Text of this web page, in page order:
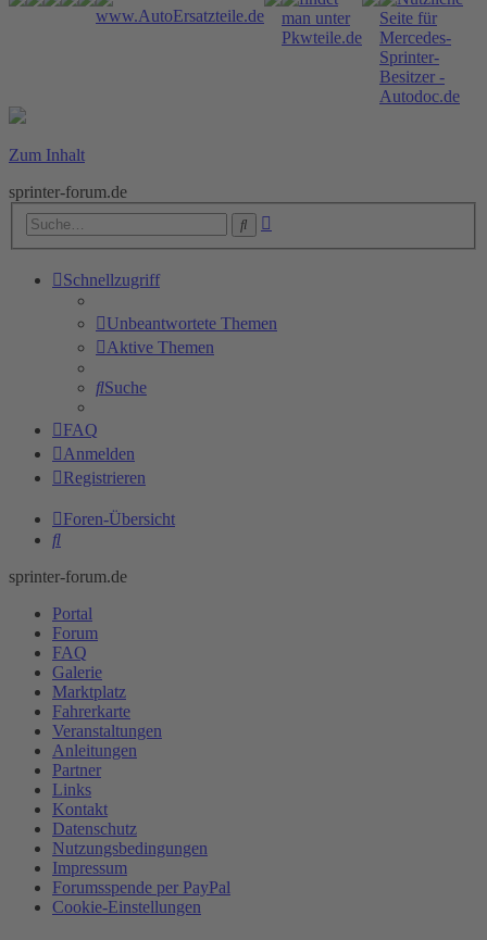
Zum Inhalt
sprinter-forum.de
Suche
Schnellzugriff
Unbeantwortete Themen
Aktive Themen
Suche
FAQ
Anmelden
Registrieren
Foren-Übersicht
Suche
sprinter-forum.de
Portal
Forum
FAQ
Galerie
Marktplatz
Fahrerkarte
Veranstaltungen
Anleitungen
Partner
Links
Kontakt
Datenschutz
Nutzungsbedingungen
Impressum
Forumsspende per PayPal
Cookie-Einstellungen